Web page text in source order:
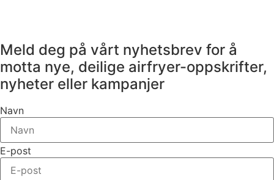
Meld deg på vårt nyhetsbrev for å
motta nye, deilige airfryer-oppskrifter,
nyheter eller kampanjer
Navn
E-post